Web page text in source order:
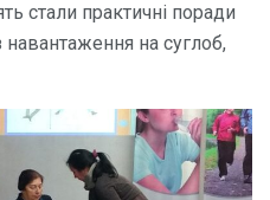
стали практичні поради
на суглоб,